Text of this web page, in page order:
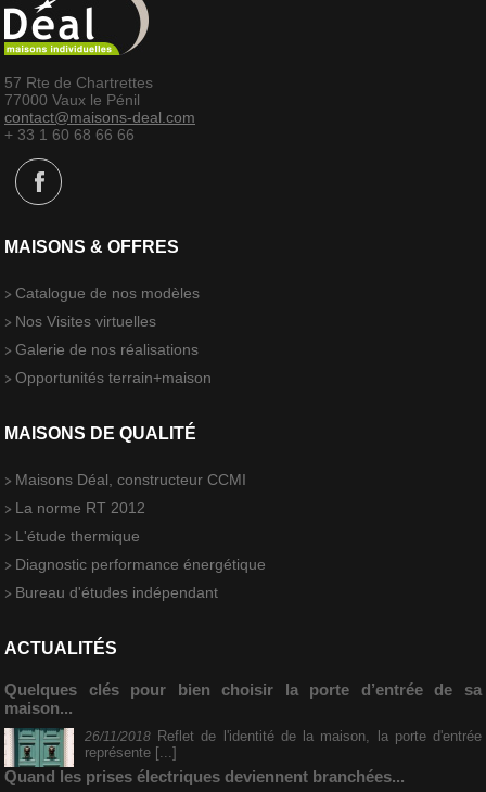
57 Rte de Chartrettes
77000 Vaux le Pénil
contact@maisons-deal.com
+ 33 1 60 68 66 66
MAISONS & OFFRES
Catalogue de nos modèles
Nos Visites virtuelles
Galerie de nos réalisations
Opportunités terrain+maison
MAISONS DE QUALITÉ
Maisons Déal, constructeur CCMI
La norme RT 2012
L'étude thermique
Diagnostic performance énergétique
Bureau d'études indépendant
ACTUALITÉS
Quelques clés pour bien choisir la porte d’entrée de sa
maison...
26/11/2018 Reflet de l'identité de la maison, la porte d'entrée
représente [...]
Quand les prises électriques deviennent branchées...